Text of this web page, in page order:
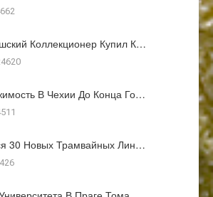
Коллекционер Купил К…
В Чехии До Конца Го…
30 Новых Трамвайных Лин…